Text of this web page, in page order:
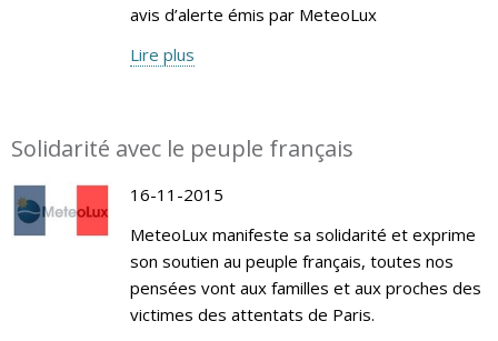
avis d’alerte émis par MeteoLux
Lire plus
Solidarité avec le peuple français
16-11-2015
MeteoLux manifeste sa solidarité et exprime
son soutien au peuple français, toutes nos
pensées vont aux familles et aux proches des
victimes des attentats de Paris.